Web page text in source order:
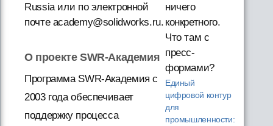
Russia или по электронной
почте academy@solidworks.ru.
О проекте SWR-Академия
Программа SWR-Академия с
2003 года обеспечивает
поддержку процесса
ничего
конкретного.
Что там с
пресс-
формами?
Единый
цифровой контур
для
промышленности: